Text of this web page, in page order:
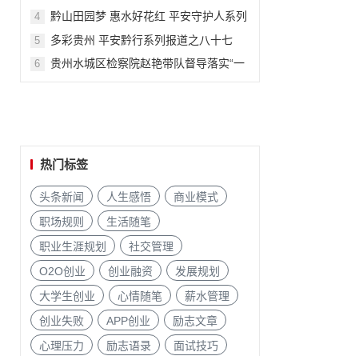
4
黔山田园梦 惠水好花红 平安守护人系列
5 多彩贵州 平安黔行系列报道之八十七
6
贵州水城区检察院赵艳带队督导落实“一
热门标签
头条新闻 人生感悟
商业模式
职场规则
生活随笔
职业生涯规划
社交管理
O2O创业
创业融资
发展规划
大学生创业
心情随笔
薪水管理
创业失败
APP创业
励志文章
心理压力
励志语录
面试技巧